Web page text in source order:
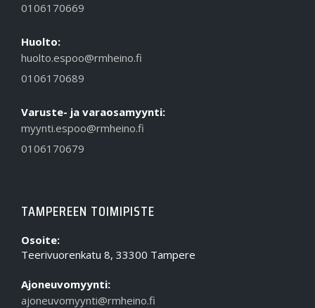
0106170669
Huolto:
huolto.espoo@rmheino.fi
0106170689
Varuste- ja varaosamyynti:
myynti.espoo@rmheino.fi
0106170679
TAMPEREEN TOIMIPISTE
Osoite:
Teerivuorenkatu 8, 33300 Tampere
Ajoneuvomyynti:
ajoneuvomyynti@rmheino.fi